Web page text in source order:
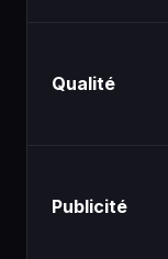
Qualité
Publicité